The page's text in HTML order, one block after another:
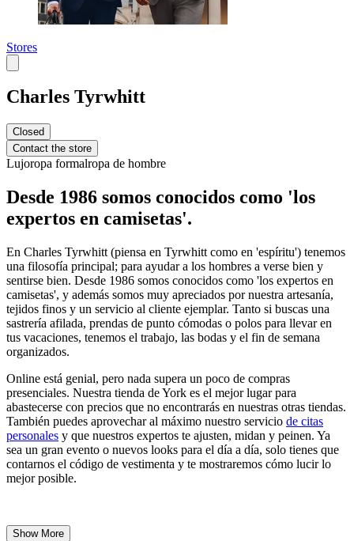
Stores
Charles Tyrwhitt
Closed
Contact the store
Lujoropa formalropa de hombre
Desde 1986 somos conocidos como 'los
expertos en camisetas'.
En Charles Tyrwhitt (piensa en Tyrwhitt como en 'espíritu') tenemos
una filosofía principal; para ayudar a los hombres a verse bien y
sentirse bien. Desde 1986 somos conocidos como 'los expertos en
camisetas', y además somos muy apreciados por nuestra artesanía,
tejidos finos y un servicio al cliente ejemplar. Tanto si buscas una
sastrería afilada, prendas de punto cómodas o polos para llevar en
tus vacaciones, tenemos el trabajo, las bodas y el fin de semana
organizados.
Online está genial, pero nada supera un poco de compras
presenciales. Nuestra tienda de York es el mejor lugar para
abastecerse con precios que no encontrarás en nuestras otras tiendas.
También puedes aprovechar al máximo nuestro servicio de citas
personales y que nuestros expertos te ajusten, midan y peinen. Ya
sea un gran evento o nuevos looks para el día a día, solo tienes que
contarnos el código de vestimenta y te mostraremos cómo lucir lo
mejor posible.
Show More